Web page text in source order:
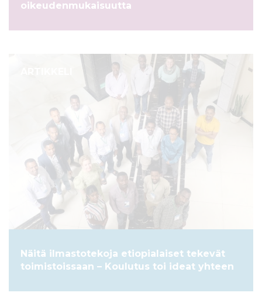
oikeudenmukaisuutta
Näitä ilmastotekoja etiopialaiset tekevät
toimistoissaan – Koulutus toi ideat yhteen